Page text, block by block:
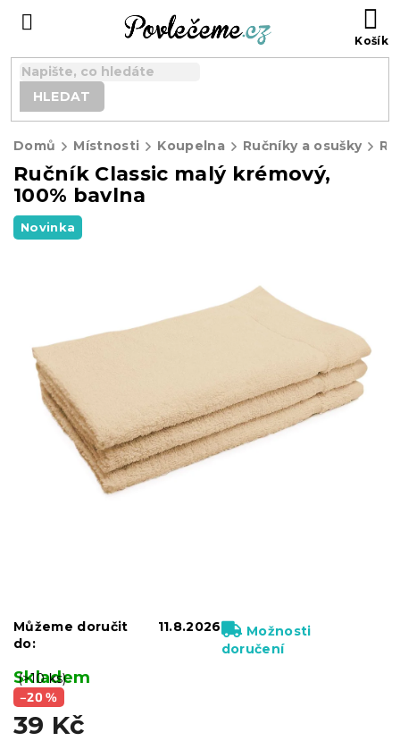
HLEDAT
Domů Místnosti Koupelna Ručníky a osušky
Ručník Classic malý krémový,
100% bavlna
Novinka
–20 %
39 Kč
Skladem
(>10 ks)
Můžeme doručit
do:
11.8.2026
Možnosti
doručení